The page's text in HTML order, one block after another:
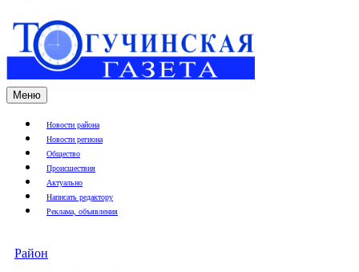
Меню
Новости района
Новости региона
Общество
Происшествия
Актуально
Написать редактору
Реклама, объявления
Район